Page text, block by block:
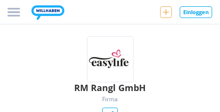
Einloggen
RM Rangl GmbH
Firma